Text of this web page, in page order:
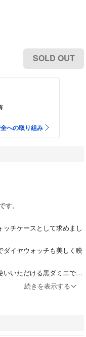
SOLD OUT
への取り組み
。
チケースとして求めまし
ダイヤウォッチも美しく映
いいただける黒ダミエで
。
続きを表示する